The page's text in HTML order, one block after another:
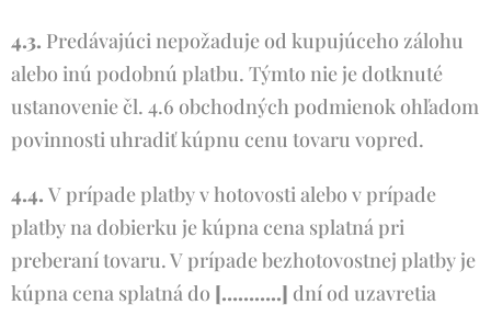
4.3. Predávajúci nepožaduje od kupujúceho zálohu
alebo inú podobnú platbu. Týmto nie je dotknuté
ustanovenie čl. 4.6 obchodných podmienok ohľadom
povinnosti uhradiť kúpnu cenu tovaru vopred.
4.4. V prípade platby v hotovosti alebo v prípade
platby na dobierku je kúpna cena splatná pri
preberaní tovaru. V prípade bezhotovostnej platby je
kúpna cena splatná do [………..] dní od uzavretia